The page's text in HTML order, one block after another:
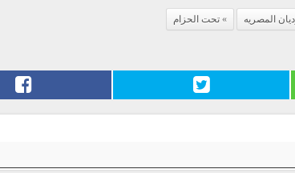
المصريه تحت الحزام